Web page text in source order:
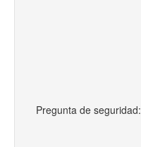
Pregunta de seguridad: